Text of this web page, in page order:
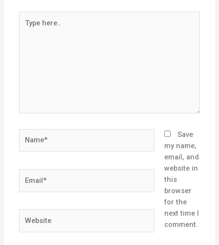
here..
Save
my name,
email, and
website in
this
browser
for the
next time I
comment.